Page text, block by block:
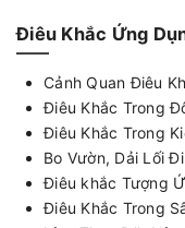
Điêu Khắc Ứng
Cảnh Quan Điêu
Điêu Khắc Trong
Điêu Khắc Trong
Bo Vườn, Dải Lối Đi
Điêu khắc Tượng
Điêu Khắc Trong